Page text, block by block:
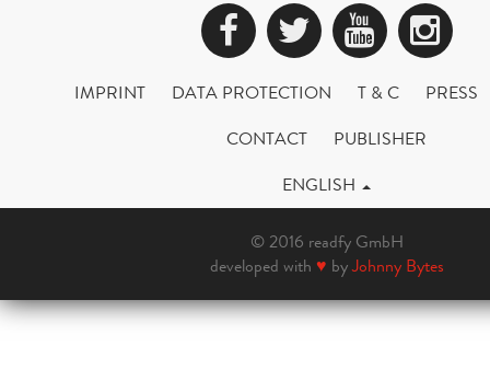
Facebook
Twitter
IMPRINT DATA PROTECTION T & C
PRESS
CONTACT
PUBLISHER
ENGLISH
© 2016 readfy GmbH
developed with ♥ byJohnny Bytes